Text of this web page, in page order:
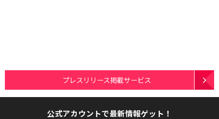
プレスリリース掲載サービス
公式アカウントで最新情報ゲット！